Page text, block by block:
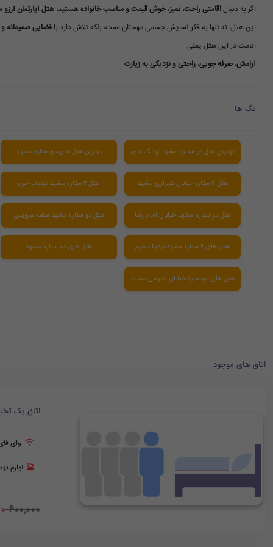
اگر به دنبالاقامتی راحت، تمیز، خوش قیمت و مناسب خانواده هستید، هتل آپارتمان
این هتل، نه تنها به فکر آسایش جسمی مهمانان است، بلکه تلاش دارد با فضایی صمیمانه و
اقامت در این هتل یعنی:
آرامش، صرفه جویی، راحتی و نزدیکی به زیارت
تگ ها
بهترین هتل دو ستاره مشهد نزدیک حرم بهترین هتل های دو ستاره مشهد
هتل 2 ستاره خیابان شیرازی مشهد هتل ۲ ستاره مشهد نزدیک حرم
هتل دو ستاره مشهد خیابان امام رضا هتل دو ستاره مشهد سلف سرویس
هتل های ۲ ستاره مشهد نزدیک حرم هتل های دو ستاره مشهد
هتل های دوستاره خیابان طبرسی مشهد
اتاق های موجود
اتاق یک
وای
لوازم
600,000